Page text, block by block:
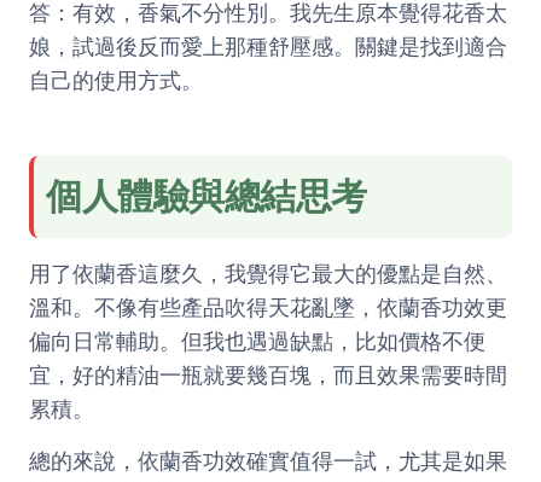
答：有效，香氣不分性別。我先生原本覺得花香太
娘，試過後反而愛上那種舒壓感。關鍵是找到適合
自己的使用方式。
個人體驗與總結思考
用了依蘭香這麼久，我覺得它最大的優點是自然、
溫和。不像有些產品吹得天花亂墜，依蘭香功效更
偏向日常輔助。但我也遇過缺點，比如價格不便
宜，好的精油一瓶就要幾百塊，而且效果需要時間
累積。
總的來說，依蘭香功效確實值得一試，尤其是如果